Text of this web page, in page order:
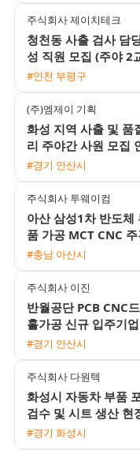
주식회사 제이치테크
청천동 사출 검사 담
성 직원 모집 (주야 2
및 각종 수당 지급)
#인천 부평구
(주)엠제이 기획
화성 지역 사출 및 품
리 주야간 사원 모집
통근버스 운행
#경기 안산시
주식회사 투웨이컴
아산 삼성1차 반도체
품 가공 MCT CNC
및 2교대 모집 무료 기
#충남 아산시
주식회사 이진
반월공단 PCB CNC
홀가공 신규 입주기업
용 (시급 12,000원 /
#경기 안산시
주식회사 다원텍
화성시 자동차 부품
검수 및 시트 생산 현
사원 채용
#경기 화성시